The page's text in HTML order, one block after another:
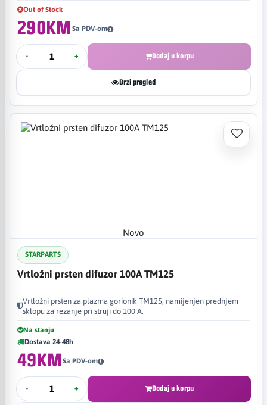
Out of Stock
290KM Sa PDV-om
- + Dodaj u korpu
Brzi pregled
Novo
STARPARTS
Vrtložni prsten difuzor 100A TM125
Vrtložni prsten za plazma gorionik TM125, namijenjen prednjem
sklopu za rezanje pri struji do 100 A.
Na stanju
Dostava 24-48h
49KMSa PDV-om
- + Dodaj u korpu